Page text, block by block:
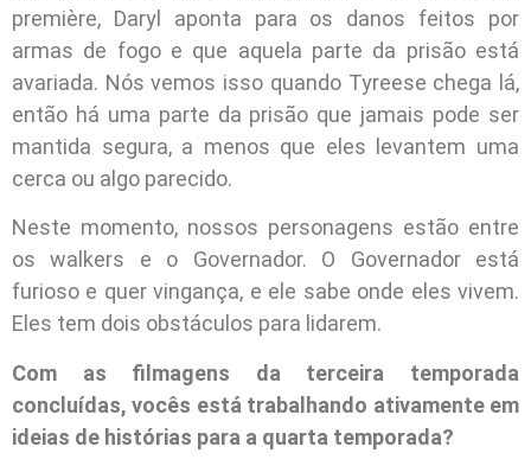
première, Daryl aponta para os danos feitos por
armas de fogo e que aquela parte da prisão está
avariada. Nós vemos isso quando Tyreese chega lá,
então há uma parte da prisão que jamais pode ser
mantida segura, a menos que eles levantem uma
cerca ou algo parecido.
Neste momento, nossos personagens estão entre
os walkers e o Governador. O Governador está
furioso e quer vingança, e ele sabe onde eles vivem.
Eles tem dois obstáculos para lidarem.
Com as filmagens da terceira temporada
concluídas, vocês está trabalhando ativamente em
ideias de histórias para a quarta temporada?